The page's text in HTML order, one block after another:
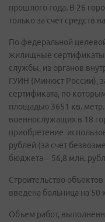
прошлого года. В 26
только за счет средств
По федеральной
жилищные
службы, из органов
ГУИН (Минюст России),
сертификата, по
площадью 3651 кв.
военнослужащих в 18
приобретение
рублей (за счет
бюджета – 56,8 млн.
Строительство
введена больница на 50
Объем работ,